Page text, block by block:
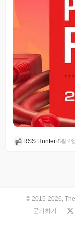
RSS Hunter•5월 4일
© 2015-2026,
문의하기
·